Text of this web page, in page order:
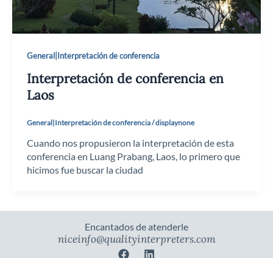
General|Interpretación de conferencia
Interpretación de conferencia en
Laos
General|Interpretación de conferencia/displaynone
Cuando nos propusieron la interpretación de esta
conferencia en Luang Prabang, Laos, lo primero que
hicimos fue buscar la ciudad
Encantados de atenderle
niceinfo@qualityinterpreters.com
F
L